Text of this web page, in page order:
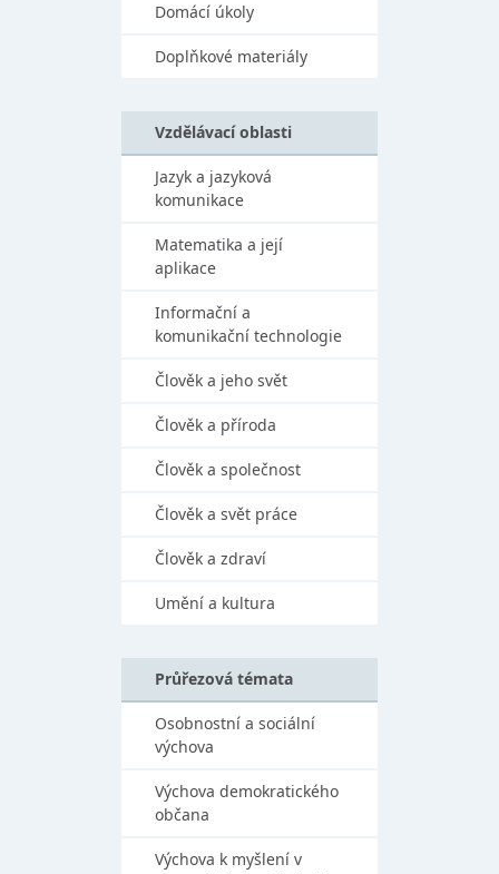
Domácí úkoly
Doplňkové materiály
Vzdělávací oblasti
Jazyk a jazyková
komunikace
Matematika a její
aplikace
Informační a
komunikační technologie
Člověk a jeho svět
Člověk a příroda
Člověk a společnost
Člověk a svět práce
Člověk a zdraví
Umění a kultura
Průřezová témata
Osobnostní a sociální
výchova
Výchova demokratického
občana
Výchova k myšlení v